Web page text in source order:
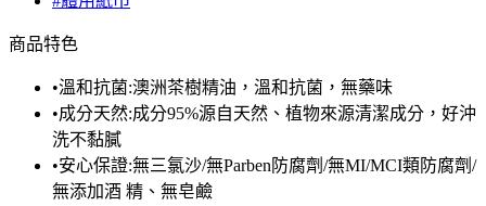
商品特色
•溫和抗菌:澳洲茶樹精油，溫和抗菌，無藥味
•成分天然:成分95%源自天然、植物來源清潔成分，好沖
洗不黏膩
•安心保證:無三氯沙/無Parben防腐劑/無MI/MCI類防腐劑/
無添加酒 精、無皂鹼